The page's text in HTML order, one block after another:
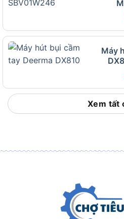
đa
tích
chứa
25 lít
Hệ
lực hút
Nhôm, điều chỉnh
hoạt
Máy
Xem tất